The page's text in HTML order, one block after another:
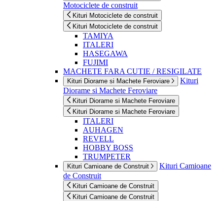
Motociclete de construit
Kituri Motociclete de construit
Kituri Motociclete de construit
TAMIYA
ITALERI
HASEGAWA
FUJIMI
MACHETE FARA CUTIE / RESIGILATE
Kituri Diorame si Machete Feroviare
Kituri
Diorame si Machete Feroviare
Kituri Diorame si Machete Feroviare
Kituri Diorame si Machete Feroviare
ITALERI
AUHAGEN
REVELL
HOBBY BOSS
TRUMPETER
Kituri Camioane de Construit
Kituri Camioane
de Construit
Kituri Camioane de Construit
Kituri Camioane de Construit